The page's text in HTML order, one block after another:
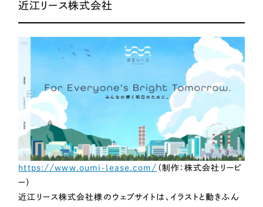
近江リース株式会社
https://www.oumi-lease.com/ （制作：株式会社リーピ
ー）
近江リース株式会社様のウェブサイトは、イラストと動きふん